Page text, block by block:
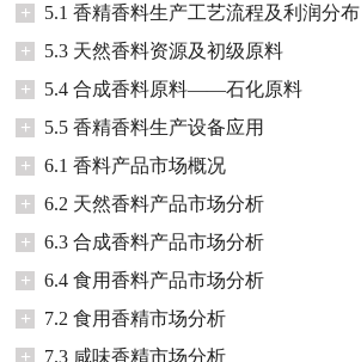
+
5.1 香精香料生产工艺流程及利润分布
+
5.3 天然香料资源及初级原料
+
5.4 合成香料原料——石化原料
+
5.5 香精香料生产设备应用
+
6.1 香料产品市场概况
+
6.2 天然香料产品市场分析
+
6.3 合成香料产品市场分析
+
6.4 食用香料产品市场分析
+
7.2 食用香精市场分析
+
7.3 咸味香精市场分析